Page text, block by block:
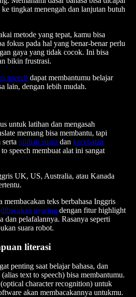
tingkat menengah dan lanjutan butuh
metode yang tepat, kamu bisa
fokus pada hal yang benar-benar perlu
gaya yang tidak cocok. Ini bisa
bikin frustrasi.
speech dapat membantumu belajar
lain, dengan lebih mudah.
untuk latihan dan mengasah
memang bisa membantu, tapi
pilihan suara dan kecepatan
speech membuat alat ini sangat
UK, US, Australia, atau Kanada
membacakan teks berbahasa Inggris
dibacakan nyaring dengan fitur highlight
dan pelafalannya. Rasanya seperti
suara robot.
literasi
penting saat belajar bahasa, dan
text to speech) bisa membantumu.
character recognition) untuk
akan membacakannya untukmu.